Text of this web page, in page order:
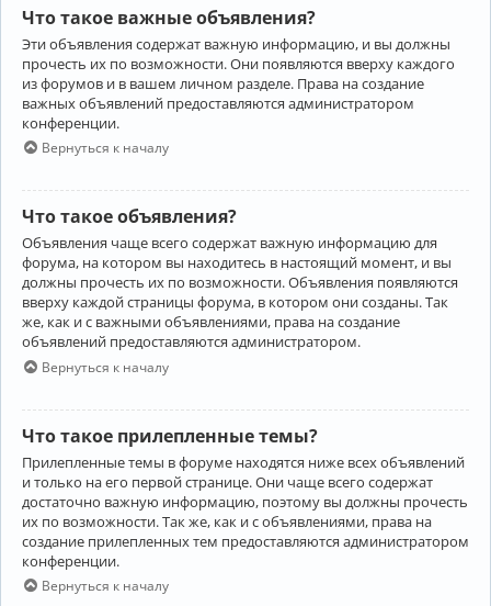
Что такое важные объявления?
Эти объявления содержат важную информацию, и вы должны
прочесть их по возможности. Они появляются вверху каждого
из форумов и в вашем личном разделе. Права на создание
важных объявлений предоставляются администратором
конференции.
Вернуться к началу
Что такое объявления?
Объявления чаще всего содержат важную информацию для
форума, на котором вы находитесь в настоящий момент, и вы
должны прочесть их по возможности. Объявления появляются
вверху каждой страницы форума, в котором они созданы. Так
же, как и с важными объявлениями, права на создание
объявлений предоставляются администратором.
Вернуться к началу
Что такое прилепленные темы?
Прилепленные темы в форуме находятся ниже всех объявлений
и только на его первой странице. Они чаще всего содержат
достаточно важную информацию, поэтому вы должны прочесть
их по возможности. Так же, как и с объявлениями, права на
создание прилепленных тем предоставляются администратором
конференции.
Вернуться к началу